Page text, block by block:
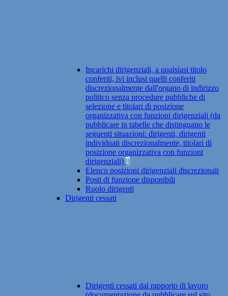
Incarichi dirigenziali, a qualsiasi titolo
conferiti, ivi inclusi quelli conferiti
discrezionalmente dall'organo di indirizzo
politico senza procedure pubbliche di
selezione e titolari di posizione
organizzativa con funzioni dirigenziali (da
pubblicare in tabelle che distinguano le
seguenti situazioni: dirigenti, dirigenti
individuati discrezionalmente, titolari di
posizione organizzativa con funzioni
dirigenziali) 8
Elenco posizioni dirigenziali discrezionali
Posti di funzione disponibili
Ruolo dirigenti
Dirigenti cessati
Dirigenti cessati dal rapporto di lavoro